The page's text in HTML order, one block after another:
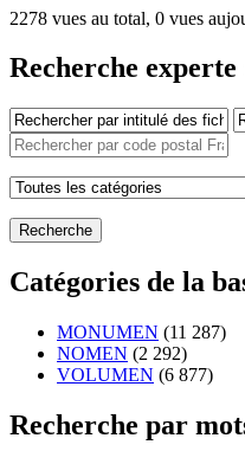
2278 vues au total, 0 vues
Recherche experte
Catégories de la
MONUMEN (11 287)
NOMEN (2 292)
VOLUMEN (6 877)
Recherche par